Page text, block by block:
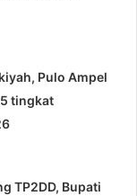
Pulo Ampel
tingkat
TP2DD, Bupati